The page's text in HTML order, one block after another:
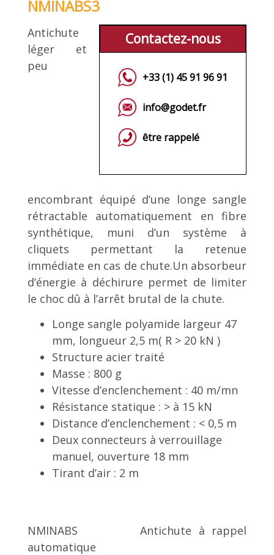
NMINABS3
Contactez-nous
+33 (1) 45 91 96 91
info@godet.fr
être rappelé
Antichute
léger et
peu
encombrant équipé d’une longe sangle
rétractable automatiquement en fibre
synthétique, muni d’un système à
cliquets permettant la retenue
immédiate en cas de chute.Un absorbeur
d’énergie à déchirure permet de limiter
le choc dû à l’arrêt brutal de la chute.
Longe sangle polyamide largeur 47
mm, longueur 2,5 m( R > 20 kN )
Structure acier traité
Masse : 800 g
Vitesse d’enclenchement : 40 m/mn
Résistance statique : > à 15 kN
Distance d’enclenchement : < 0,5 m
Deux connecteurs à verrouillage
manuel, ouverture 18 mm
Tirant d’air : 2 m
NMINABS Antichute à rappel
automatique